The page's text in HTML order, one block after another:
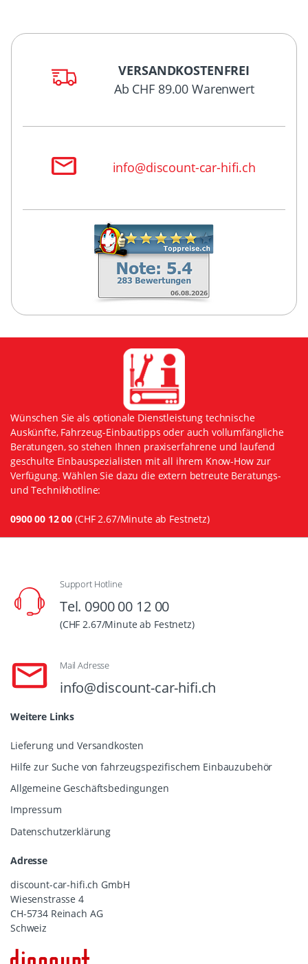
VERSANDKOSTENFREI
Ab CHF 89.00 Warenwert
info@discount-car-hifi.ch
Wünschen Sie als optionale Dienstleistung technische
Auskünfte, Fahrzeug-Einbautipps oder auch vollumfängliche
Beratungen, so stehen Ihnen praxiserfahrene und laufend
geschulte Einbauspezialisten mit all ihrem Know-How zur
Verfügung. Wählen Sie dazu die extern betreute Beratungs-
und Technikhotline:
0900 00 12 00 (CHF 2.67/Minute ab Festnetz)
Support Hotline
Tel. 0900 00 12 00
(CHF 2.67/Minute ab Festnetz)
Mail Adresse
info@discount-car-hifi.ch
Weitere Links
Lieferung und Versandkosten
Hilfe zur Suche von fahrzeugspezifischem Einbauzubehör
Allgemeine Geschäftsbedingungen
Impressum
Datenschutzerklärung
Adresse
discount-car-hifi.ch GmbH
Wiesenstrasse 4
CH-5734 Reinach AG
Schweiz